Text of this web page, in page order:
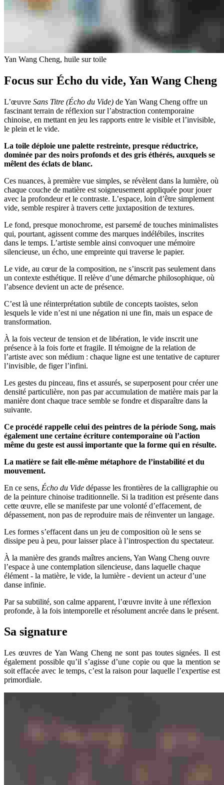
Yan Wang Cheng, huile sur toile
Focus sur Écho du vide, Yan Wang Cheng
L’œuvre Sans Titre (Écho du Vide) de Yan Wang Cheng offre un
fascinant terrain de réflexion sur l’abstraction contemporaine
chinoise, en mettant en jeu les rapports entre le visible et l’invisible,
le plein et le vide.
La toile déploie une palette restreinte, presque réductrice,
dominée par des noirs profonds et des gris éthérés, auxquels se
mêlent des éclats de blanc.
Ces nuances, à première vue simples, se révèlent dans la lumière, où
chaque couche de matière est soigneusement appliquée pour jouer
avec la profondeur et le contraste. L’espace, loin d’être simplement
vide, semble respirer à travers cette juxtaposition de textures.
Le fond, presque monochrome, est parsemé de touches minimalistes
qui, pourtant, agissent comme des marques indélébiles, inscrites
dans le temps. L’artiste semble ainsi convoquer une mémoire
silencieuse, un écho, une empreinte qui traverse le papier.
Le vide, au cœur de la composition, ne s’inscrit pas seulement dans
un contexte esthétique. Il relève d’une démarche philosophique, où
l’absence devient un acte de présence.
C’est là une réinterprétation subtile de concepts taoïstes, selon
lesquels le vide n’est ni une négation ni une fin, mais un espace de
transformation.
À la fois vecteur de tension et de libération, le vide inscrit une
présence à la fois forte et fragile. Il témoigne de la relation de
l’artiste avec son médium : chaque ligne est une tentative de capturer
l’invisible, de figer l’infini.
Les gestes du pinceau, fins et assurés, se superposent pour créer une
densité particulière, non pas par accumulation de matière mais par la
manière dont chaque trace semble se fondre et disparaître dans la
suivante.
Ce procédé rappelle celui des peintres de la période Song, mais
également une certaine écriture contemporaine où l’action
même du geste est aussi importante que la forme qui en résulte.
La matière se fait elle-même métaphore de l’instabilité et du
mouvement.
En ce sens, Écho du Vide dépasse les frontières de la calligraphie ou
de la peinture chinoise traditionnelle. Si la tradition est présente dans
cette œuvre, elle se manifeste par une volonté d’effacement, de
dépassement, non pas de reproduire mais de réinventer un langage.
Les formes s’effacent dans un jeu de composition où le sens se
dissipe peu à peu, pour laisser place à l’introspection du spectateur.
À la manière des grands maîtres anciens, Yan Wang Cheng ouvre
l’espace à une contemplation silencieuse, dans laquelle chaque
élément - la matière, le vide, la lumière - devient un acteur d’une
danse infinie.
Par sa subtilité, son calme apparent, l’œuvre invite à une réflexion
profonde, à la fois intemporelle et résolument ancrée dans le présent.
Sa signature
Les œuvres de Yan Wang Cheng ne sont pas toutes signées. Il est
également possible qu’il s’agisse d’une copie ou que la mention se
soit effacée avec le temps, c’est la raison pour laquelle l’expertise est
primordiale.